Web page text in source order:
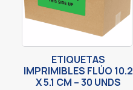
ETIQUETAS
IMPRIMIBLES FLÚO 10.2
X 5.1 CM – 30 UNDS